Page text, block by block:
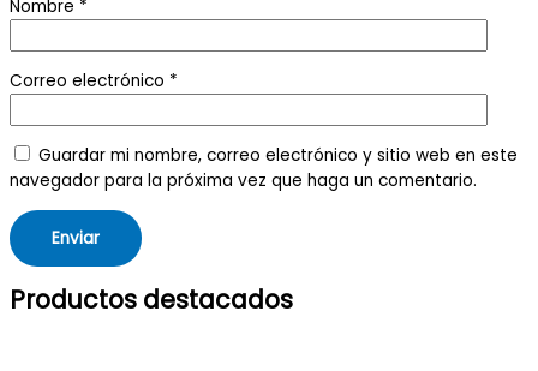
Nombre *
Correo electrónico *
Guardar mi nombre, correo electrónico y sitio web en este
navegador para la próxima vez que haga un comentario.
Productos destacados